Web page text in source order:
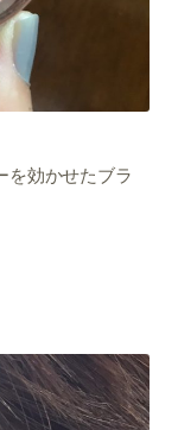
を効かせたブラ